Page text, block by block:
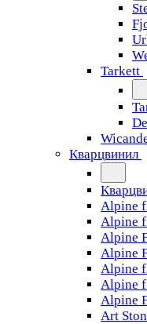
Tarkett
Кварцвинил
Alpine
Alpine
Alpine
Alpine
Alpine
Alpine
Alpine
Art